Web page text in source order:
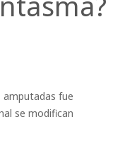
amputadas fue
se modifican